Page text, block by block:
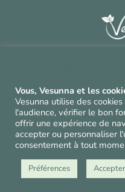
^ Politique de
et nos
Vous, Vesunna et les
Vesunna utilise des
l'audience, vérifier le bon
offrir une expérience de
accepter ou personnaliser
consentement à tout
Préférences Accepter